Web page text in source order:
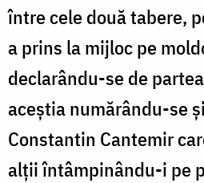
între cele două tabere,
a prins la mijloc pe
declarându-se de
aceștia numărându-se
Constantin Cantemir
alții întâmpinându-i pe